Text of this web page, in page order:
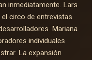
inmediatamente. Lars
circo de entrevistas
Mariana
individuales
La expansión